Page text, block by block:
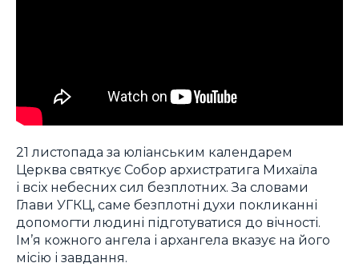
21 листопада за юліанським календарем
Церква святкує Собор архистратига Михаїла
і всіх небесних сил безплотних. За словами
Глави УГКЦ, саме безплотні духи покликанні
допомогти людині підготуватися до вічності.
Ім’я кожного ангела і архангела вказує на його
місію і завдання.